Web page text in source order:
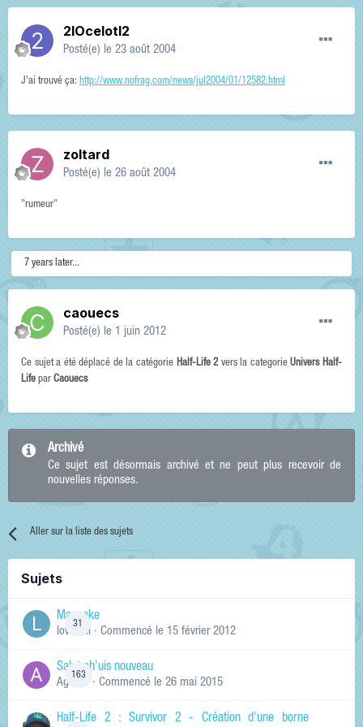
2IOcelotI2
Posté(e) le 23 août 2004
J'ai trouvé ça: http://www.nofrag.com/news/jul2004/01/12582.html
zoltard
Posté(e) le 26 août 2004
"rumeur"
7 years later...
caouecs
Posté(e) le 1 juin 2012
Ce sujet a été déplacé de la catégorie Half-Life 2vers la categorieUnivers Half-
Life par Caouecs
Archivé
Ce sujet est désormais archivé et ne peut plus recevoir de
nouvelles réponses.
Aller sur la liste des sujets
Sujets
31
Manneke
lowskill · Commencé le 15 février 2012
163
Salut ch'uis nouveau
Ag0Nie · Commencé le 26 mai 2015
Half-Life 2 : Survivor 2 - Création d'une borne